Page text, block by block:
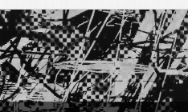
SENIMAN